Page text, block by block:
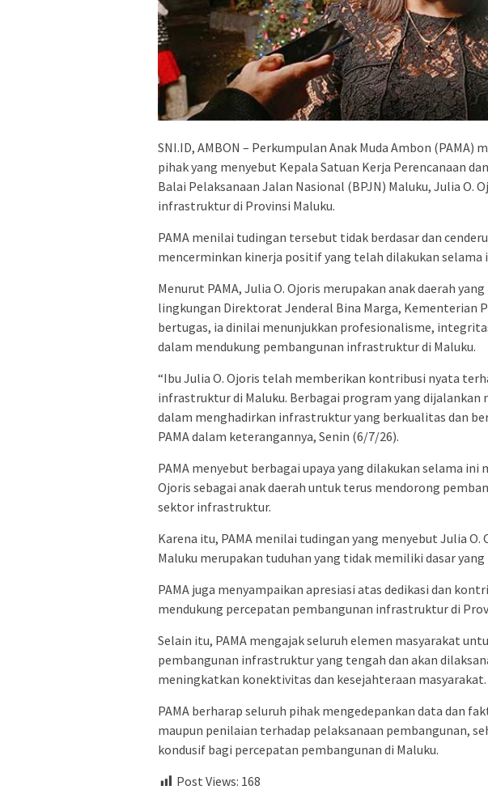
SNI.ID, AMBON – Perkumpulan Anak Muda Ambon
pihak yang menyebut Kepala Satuan Kerja Perencanaan
Balai Pelaksanaan Jalan Nasional (BPJN) Maluku, Julia O.
infrastruktur di Provinsi Maluku.
PAMA menilai tudingan tersebut tidak berdasar dan
mencerminkan kinerja positif yang telah dilakukan selama
Menurut PAMA, Julia O. Ojoris merupakan anak daerah
lingkungan Direktorat Jenderal Bina Marga, Kementerian
bertugas, ia dinilai menunjukkan profesionalisme,
dalam mendukung pembangunan infrastruktur di Maluku.
“Ibu Julia O. Ojoris telah memberikan kontribusi nyata
infrastruktur di Maluku. Berbagai program yang dijalankan
dalam menghadirkan infrastruktur yang berkualitas dan
PAMA dalam keterangannya, Senin (6/7/26).
PAMA menyebut berbagai upaya yang dilakukan selama ini
Ojoris sebagai anak daerah untuk terus mendorong
sektor infrastruktur.
Karena itu, PAMA menilai tudingan yang menyebut Julia
Maluku merupakan tuduhan yang tidak memiliki dasar
PAMA juga menyampaikan apresiasi atas dedikasi dan
mendukung percepatan pembangunan infrastruktur di
Selain itu, PAMA mengajak seluruh elemen masyarakat
pembangunan infrastruktur yang tengah dan akan
meningkatkan konektivitas dan kesejahteraan masyarakat.
PAMA berharap seluruh pihak mengedepankan data dan
maupun penilaian terhadap pelaksanaan pembangunan,
kondusif bagi percepatan pembangunan di Maluku.
Post Views: 168